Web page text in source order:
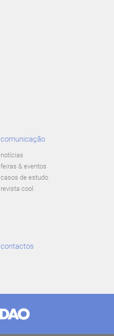
comunicação
notícias
feiras & eventos
casos de estudo
revista cool
contactos